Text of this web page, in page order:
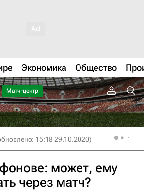
Экономика Общество
Матч-центр
15:18 29.10.2020)
может, ему
через матч?